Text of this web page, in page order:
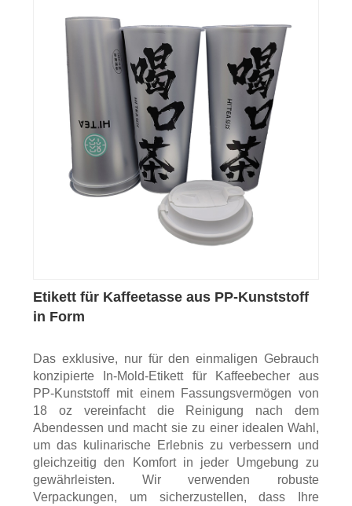
Etikett für Kaffeetasse aus PP-Kunststoff
in Form
Das exklusive, nur für den einmaligen Gebrauch
konzipierte In-Mold-Etikett für Kaffeebecher aus
PP-Kunststoff mit einem Fassungsvermögen von
18 oz vereinfacht die Reinigung nach dem
Abendessen und macht sie zu einer idealen Wahl,
um das kulinarische Erlebnis zu verbessern und
gleichzeitig den Komfort in jeder Umgebung zu
gewährleisten. Wir verwenden robuste
Verpackungen, um sicherzustellen, dass Ihre